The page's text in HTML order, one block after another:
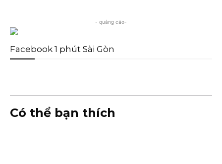
- quảng cáo-
Facebook 1 phút Sài Gòn
Có thể bạn thích